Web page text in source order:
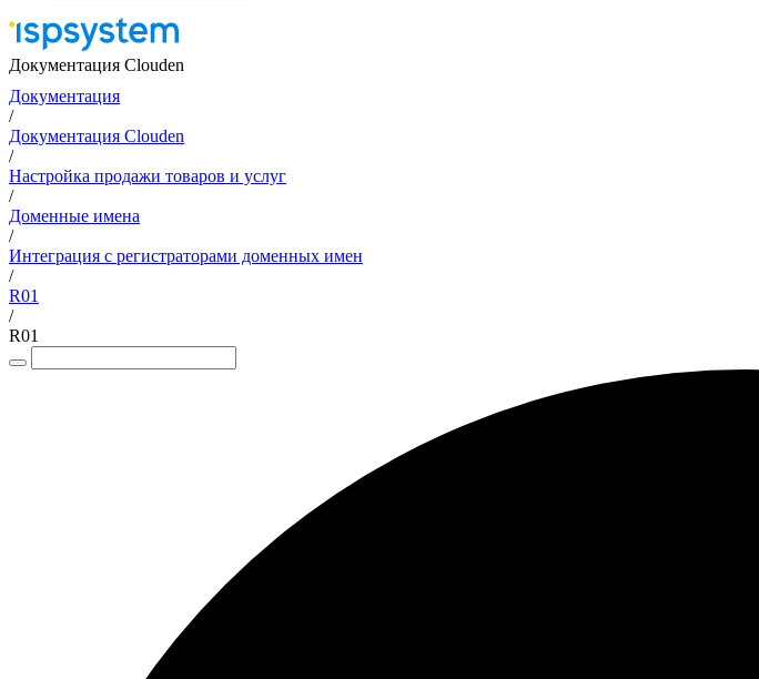
Документация Clouden
Документация
/
Документация Clouden
/
Настройка продажи товаров и услуг
/
Доменные имена
/
Интеграция с регистраторами доменных имен
/
R01
/
R01